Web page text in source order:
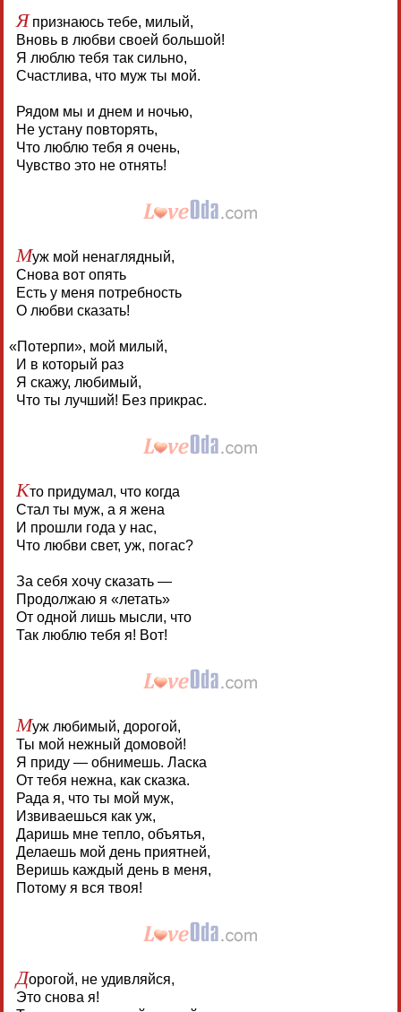
Япризнаюсь тебе, милый,
Вновь в любви своей большой!
Я люблю тебя так сильно,
Счастлива, что муж ты мой.
Рядом мы и днем и ночью,
Не устану повторять,
Что люблю тебя я очень,
Чувство это не отнять!
Муж мой ненаглядный,
Снова вот опять
Есть у меня потребность
О любви сказать!
«Потерпи», мой милый,
И в который раз
Я скажу, любимый,
Что ты лучший! Без прикрас.
Кто придумал, что когда
Стал ты муж, а я жена
И прошли года у нас,
Что любви свет, уж, погас?
За себя хочу сказать —
Продолжаю я «летать»
От одной лишь мысли, что
Так люблю тебя я! Вот!
Муж любимый, дорогой,
Ты мой нежный домовой!
Я приду — обнимешь. Ласка
От тебя нежна, как сказка.
Рада я, что ты мой муж,
Извиваешься как уж,
Даришь мне тепло, объятья,
Делаешь мой день приятней,
Веришь каждый день в меня,
Потому я вся твоя!
Дорогой, не удивляйся,
Это снова я!